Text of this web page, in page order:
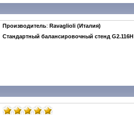
Производитель: Ravaglioli (Италия)
Стандартный балансировочный стенд G2.116H